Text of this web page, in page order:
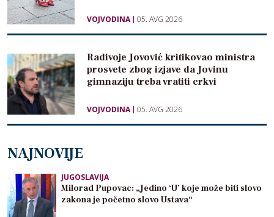
VOJVODINA 05. AVG 2026
Radivoje Jovović kritikovao ministra
prosvete zbog izjave da Jovinu
gimnaziju treba vratiti crkvi
VOJVODINA 05. AVG 2026
NAJNOVIJE
JUGOSLAVIJA
Milorad Pupovac: „Jedino ‘U’ koje može biti slovo
zakona je početno slovo Ustava“